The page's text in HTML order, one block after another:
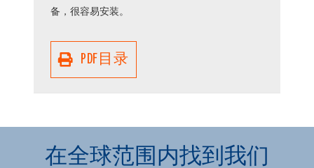
备，很容易安装。
PDF目录
在全球范围内找到我们